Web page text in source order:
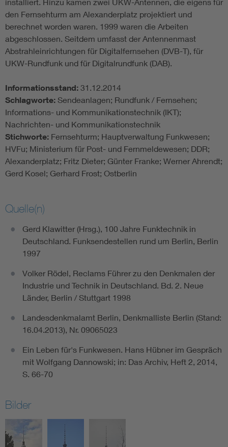
installiert. Hinzu kamen zwei UKW-Antennen, die eigens für
den Fernsehturm am Alexanderplatz projektiert und
berechnet worden waren. 1999 waren die Arbeiten
abgeschlossen. Seitdem umfasst der Antennenmast
Abstrahleinrichtungen für Digitalfernsehen (DVB-T), für
UKW-Rundfunk und für Digitalrundfunk (DAB).
Informationsstand: 31.12.2014
Schlagworte: Sendeanlagen; Rundfunk / Fernsehen;
Informations- und Kommunikationstechnik (IKT);
Nachrichten- und Kommunikationstechnik
Stichworte: Fernsehturm; Hauptverwaltung Funkwesen;
HVFu; Ministerium für Post- und Fernmeldewesen; DDR;
Alexanderplatz; Fritz Dieter; Günter Franke; Werner Ahrendt;
Gerd Kosel; Gerhard Frost; Ostberlin
Quelle(n)
Gerd Klawitter (Hrsg.), 100 Jahre Funktechnik in
Deutschland. Funksendestellen rund um Berlin, Berlin
1997
Volker Rödel, Reclams Führer zu den Denkmalen der
Industrie und Technik in Deutschland. Bd. 2. Neue
Länder, Berlin / Stuttgart 1998
Landesdenkmalamt Berlin, Denkmalliste Berlin (Stand:
16.04.2013), Nr. 09065023
Ein Leben für's Funkwesen. Hans Hübner im Gespräch
mit Wolfgang Dannowski; in: Das Archiv, Heft 2, 2014,
S. 66-70
Bilder